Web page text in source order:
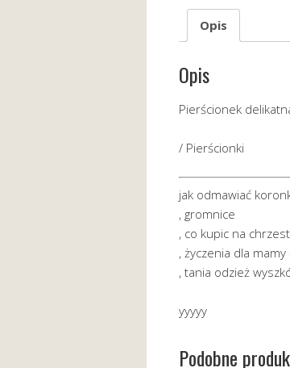
Opis
Opis
Pierścionek
/ Pierścionki
jak odmawiać
, gromnice
, co kupic na chrzest
, życzenia dla
, tania odzież
yyyyy
Podobne